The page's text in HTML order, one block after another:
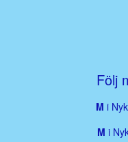
Följ
M i
M i